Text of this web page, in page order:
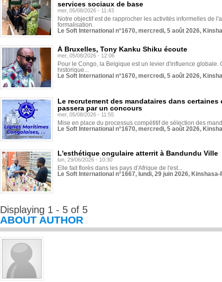
services sociaux de base
mer, 05/08/2026 - 11:43
Notre objectif est de rapprocher les activités informelles de
formalisation.
Le Soft International n°1670, mercredi, 5 août 2026,
À Bruxelles, Tony Kanku Shiku écoute
mer, 05/08/2026 - 12:06
Pour le Congo, la Belgique est un levier d'influence globale.
historique...
Le Soft International n°1670, mercredi, 5 août 2026,
Le recrutement des mandataires dans
passera par un concours
mer, 05/08/2026 - 11:55
Mise en place du processus compétitif de sélection des
Le Soft International n°1670, mercredi, 5 août 2026,
L'esthétique ongulaire atterrit à Bandundu Ville
lun, 29/06/2026 - 10:30
Elle fait florès dans les pays d'Afrique de l'est...
Le Soft International n°1667, lundi, 29 juin 2026,
Displaying 1 - 5 of 5
ABOUT AUTHOR